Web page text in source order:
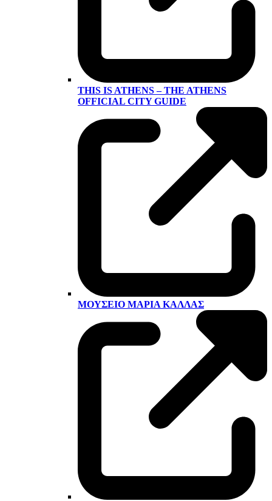
THIS IS ATHENS – THE ATHENS
OFFICIAL CITY GUIDE
ΜΟΥΣΕΊΟ ΜΑΡΊΑ ΚΆΛΛΑΣ